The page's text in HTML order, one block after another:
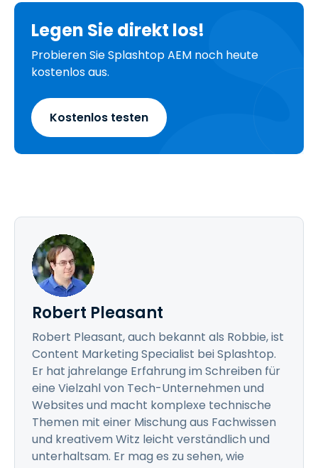
Legen Sie direkt los!
Probieren Sie Splashtop AEM noch heute
kostenlos aus.
Kostenlos testen
Robert Pleasant
Robert Pleasant, auch bekannt als Robbie, ist
Content Marketing Specialist bei Splashtop.
Er hat jahrelange Erfahrung im Schreiben für
eine Vielzahl von Tech-Unternehmen und
Websites und macht komplexe technische
Themen mit einer Mischung aus Fachwissen
und kreativem Witz leicht verständlich und
unterhaltsam. Er mag es zu sehen, wie